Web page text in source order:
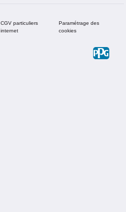
CGV particuliers
internet
Paramétrage des
cookies